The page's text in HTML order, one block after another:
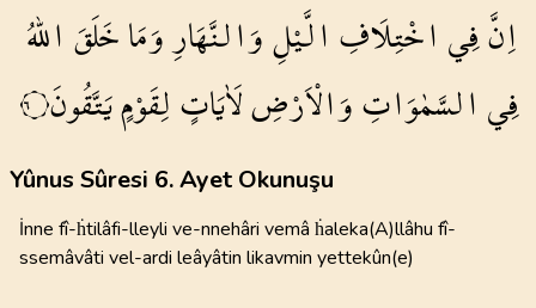
اِنَّفِياخْتِلَافِالَّيْلِوَالنَّهَارِوَمَاخَلَقَاللّٰهُ
فِيالسَّمٰوَاتِوَالْاَرْضِلَاٰيَاتٍلِقَوْمٍيَتَّقُونَ ٦
Yûnus Sûresi 6. Ayet Okunuşu
İnne fî-ḣtilâfi-lleyli ve-nnehâri vemâ ḣaleka(A)llâhu fî-
ssemâvâti vel-ardi leâyâtin likavmin yettekûn(e)